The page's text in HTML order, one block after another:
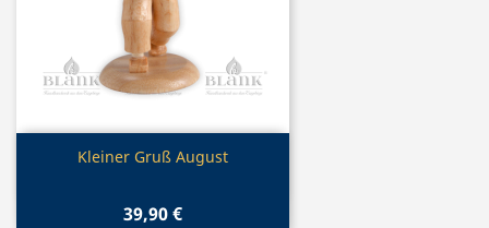
Vorschau
Kleiner Gruß August
39,90 €